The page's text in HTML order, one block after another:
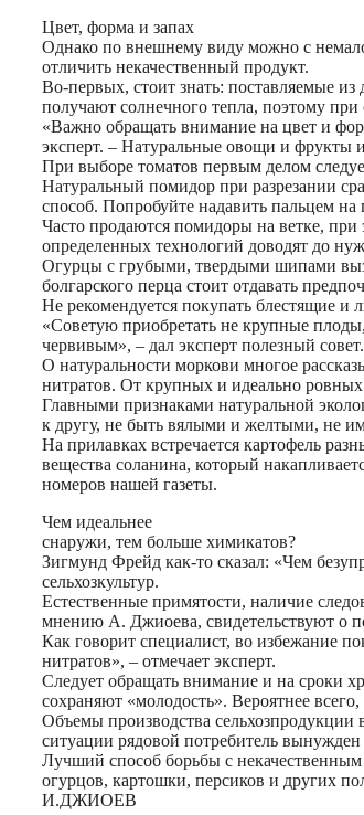
Цвет, форма и запах
Однако по внешнему виду можно с
отличить некачественный продукт.
Во-первых, стоит знать: поставляемые
получают солнечного тепла, поэтому
«Важно обращать внимание на цвет и
эксперт. – Натуральные овощи и фрукты
При выборе томатов первым делом
Натуральный помидор при разрезании
способ. Попробуйте надавить пальцем
Часто продаются помидоры на ветке,
определенных технологий доводят до
Огурцы с грубыми, твердыми шипами
болгарского перца стоит отдавать
Не рекомендуется покупать блестящие
«Советую приобретать не крупные
червивым», – дал эксперт полезный совет.
О натуральности моркови многое
нитратов. От крупных и идеально ровных
Главными признаками натуральной
к другу, не быть вялыми и желтыми, не
На прилавках встречается картофель
вещества соланина, который
номеров нашей газеты.
Чем идеальнее
снаружи, тем больше химикатов?
Зигмунд Фрейд как-то сказал: «Чем
сельхозкультур.
Естественные примятости, наличие
мнению А. Джиоева, свидетельствуют о
Как говорит специалист, во избежание
нитратов», – отмечает эксперт.
Следует обращать внимание и на сроки
сохраняют «молодость». Вероятнее
Объемы производства
ситуации рядовой потребитель
Лучший способ борьбы с
огурцов, картошки, персиков и других
И.ДЖИОЕВ